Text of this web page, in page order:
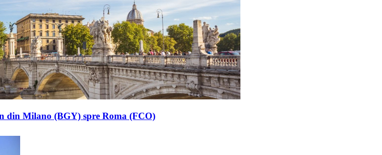
din Milano (BGY) spre Roma (FCO)